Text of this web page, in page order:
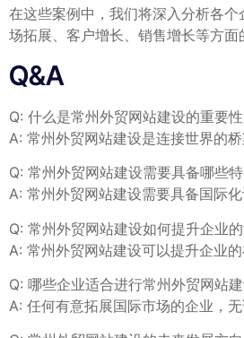
在这些案例中，我们将深入分析各
场拓展、客户增长、销售增长等方面
Q&A
Q: 什么是常州外贸网站建设的重要性
A: 常州外贸网站建设是连接世界的
Q:⁢ 常州外贸网站建设需要具备哪些特
A: ‌常州外贸网站建设需要具备国际
Q: 常州外贸网站建设如何提升企业
A: 常州外贸网站建设可以提升企业
Q: 哪些企业适合进行常州外贸网站建
A: 任何有意拓展国际市场的企业，